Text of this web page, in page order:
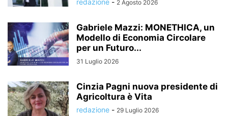
2 Agosto 2026
Gabriele Mazzi: MONETHICA, un
Modello di Economia Circolare
per un Futuro...
31 Luglio 2026
Cinzia Pagni nuova presidente di
Agricoltura è Vita
redazione - 29 Luglio 2026